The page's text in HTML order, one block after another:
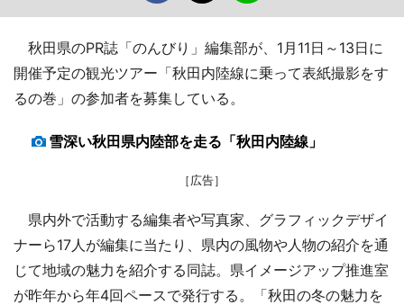
秋田県のPR誌「のんびり」編集部が、1月11日～13日に
開催予定の観光ツアー「秋田内陸線に乗って表紙撮影をす
るの巻」の参加者を募集している。
雪深い秋田県内陸部を走る「秋田内陸線」
［広告］
県内外で活動する編集者や写真家、グラフィックデザイ
ナーら17人が編集に当たり、県内の風物や人物の紹介を通
じて地域の魅力を紹介する同誌。県イメージアップ推進室
が昨年から年4回ペースで発行する。「秋田の冬の魅力を